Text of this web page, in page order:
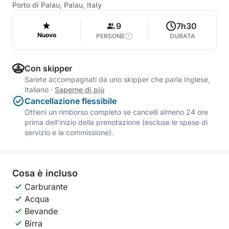
Porto di Palau, Palau, Italy
Nuovo
9
PERSONE
7h30
DURATA
Con skipper
Sarete accompagnati da uno skipper che parla Inglese,
Italiano · Saperne di più
Cancellazione flessibile
Ottieni un rimborso completo se cancelli almeno 24 ore
prima dell'inizio della prenotazione (escluse le spese di
servizio e la commissione).
Cosa è incluso
Carburante
Acqua
Bevande
Birra